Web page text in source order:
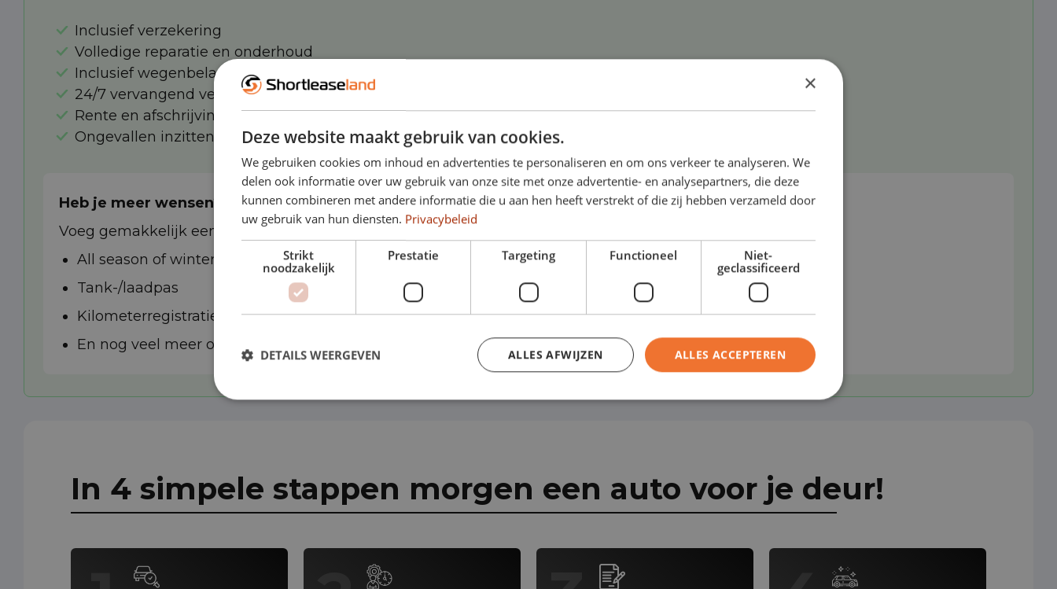
Inclusief verzekering
Volledige reparatie en onderhoud
Inclusief wegenbelasting
24/7 vervangend vervoer bij pechhulp in binnen- en buitenland
Rente en afschrijving
Ongevallen inzittendenverzekering
Heb je meer wensen?
Voeg gemakkelijk een van de extra opties toe aan je leasecontract:
All season of winterbanden
Tank-/laadpas
Kilometerregistratie
En nog veel meer opties
In 4 simpele stappen morgen een auto voor je deur!
×
Deze website maakt gebruik van cookies.
We gebruiken cookies om inhoud en advertenties te personaliseren en om ons verkeer te analyseren. We
delen ook informatie over uw gebruik van onze site met onze advertentie- en analysepartners, die deze
kunnen combineren met andere informatie die u aan hen heeft verstrekt of die zij hebben verzameld door
uw gebruik van hun diensten. Privacybeleid
Strikt
noodzakelijk
Prestatie Targeting Functioneel
Niet-
geclassificeerd
ALLES ACCEPTEREN
ALLES AFWIJZEN
DETAILS WEERGEVEN